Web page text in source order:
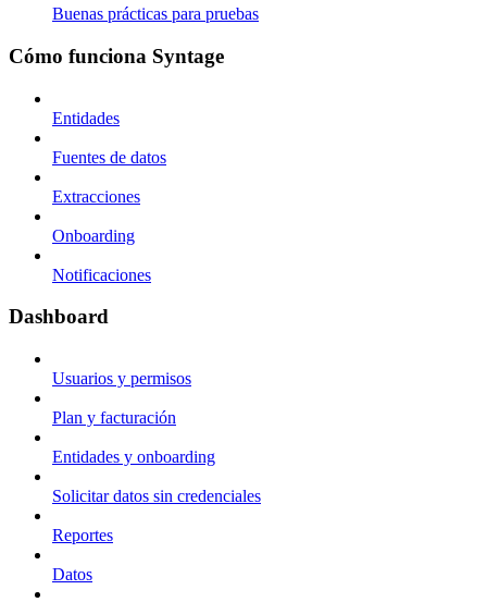
Buenas prácticas para pruebas
Cómo funciona Syntage
Entidades
Fuentes de datos
Extracciones
Onboarding
Notificaciones
Dashboard
Usuarios y permisos
Plan y facturación
Entidades y onboarding
Solicitar datos sin credenciales
Reportes
Datos